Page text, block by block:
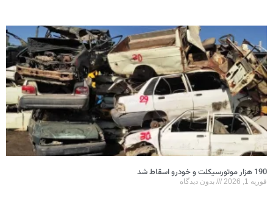
190 هزار موتورسیکلت و خودرو اسقاط شد
فوریه 1, 2026 بدون دیدگاه